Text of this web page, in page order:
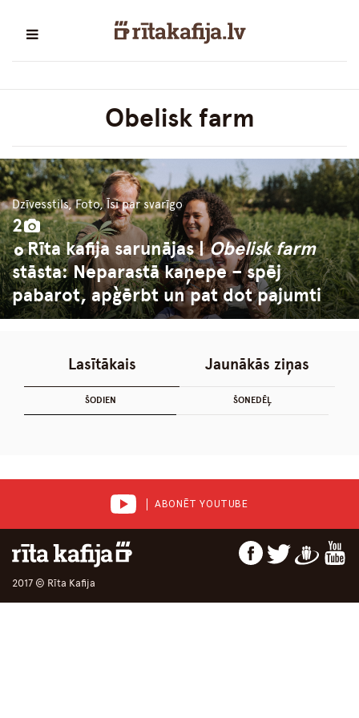
Obelisk farm
Dzīvesstils, Foto, Īsi par svarīgo
2
Rīta kafija sarunājas |Obelisk farm
stāsta: Neparastā kaņepe – spēj
pabarot, apģērbt un pat dot pajumti
Lasītākais
ŠODIEN ŠONEDĒĻ
Jaunākās ziņas
ABONĒT YOUTUBE
2017 © Rīta Kafija